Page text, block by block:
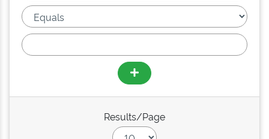
Results/Page